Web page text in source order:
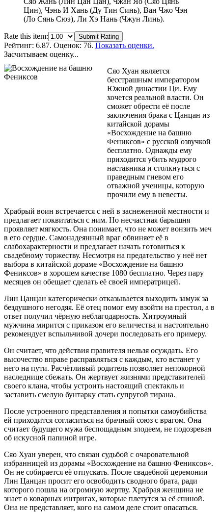
Цин), Чэнь И Хань (Ду Тин Синь), Ван Чжо Чэн
(Ло Сянь Сюэ), Ли Хэ Нань (Чжун Линь).
Rate this item: Submit Rating
Рейтинг: 6.87. Оценок: 76. Показать оценки.
Засчитываем оценку...
Сяо Хуан является
бесстрашным императором
Южной династии Ци. Ему
хочется реальной власти. Он
сможет обрести её после
заключения брака с Цанцан из
китайской дорамы
«Восхождение на башню
Фениксов» с русской озвучкой
бесплатно. Однажды ему
приходится убить мудрого
наставника и столкнуться с
праведным гневом его
отважной ученицы, которую
прочили ему в невесты.
Храбрый воин встречается с ней в заснеженной местности и
предлагает поквитаться с ним. Но несчастная барышня
проявляет мягкость. Она понимает, что не может вонзить меч
в его сердце. Самонадеянный враг обвиняет её в
слабохарактерности и предлагает начать готовиться к
свадебному торжеству. Несмотря на предательство у неё нет
выбора в китайской дораме «Восхождение на башню
Фениксов» в хорошем качестве 1080 бесплатно. Через пару
месяцев он обещает сделать её своей императрицей.
Лин Цанцан категорически отказывается выходить замуж за
бездушного негодяя. Её отец помог ему взойти на престол, а в
ответ получил чёрную неблагодарность. Хитроумный
мужчина мирится с приказом его величества и настоятельно
рекомендует вспыльчивой дочери последовать его примеру.
Он считает, что действия правителя нельзя осуждать. Его
высочество вправе расправляться с каждым, кто встанет у
него на пути. Расчётливый родитель позволяет непокорной
наследнице сбежать. Он жертвует жизнями представителей
своего клана, чтобы устроить настоящий спектакль и
заставить смелую бунтарку стать супругой тирана.
После устроенного представления и попытки самоубийства
ей приходится согласиться на брачный союз с врагом. Она
считает будущего мужа беспощадным злодеем, не подозревая
об искусной папиной игре.
Сяо Хуан уверен, что связан судьбой с очаровательной
избранницей из дорамы «Восхождение на башню Фениксов».
Он не собирается её отпускать. После свадебной церемонии
Лин Цанцан просит его освободить сводного брата, ради
которого пошла на огромную жертву. Храбрая женщина не
знает о коварных интригах, которые плетутся за её спиной.
Она не представляет, кого на самом деле стоит опасаться.